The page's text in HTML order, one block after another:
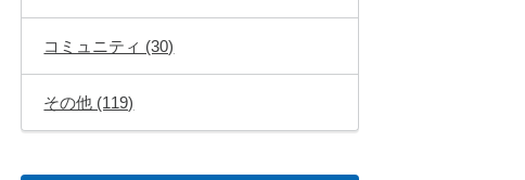
コミュニティ (30)
その他 (119)